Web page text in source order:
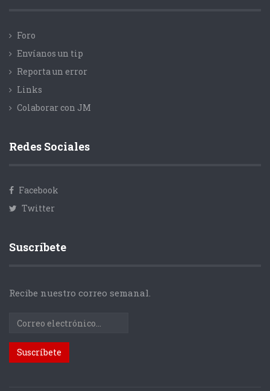
Foro
Envíanos un tip
Reporta un error
Links
Colaborar con JM
Redes Sociales
Facebook
Twitter
Suscríbete
Recibe nuestro correo semanal.